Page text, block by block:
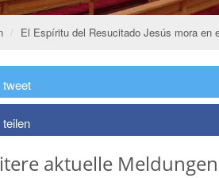
El Espíritu del Resucitado Jesús mora en
tweet
teilen
aktuelle Meldungen